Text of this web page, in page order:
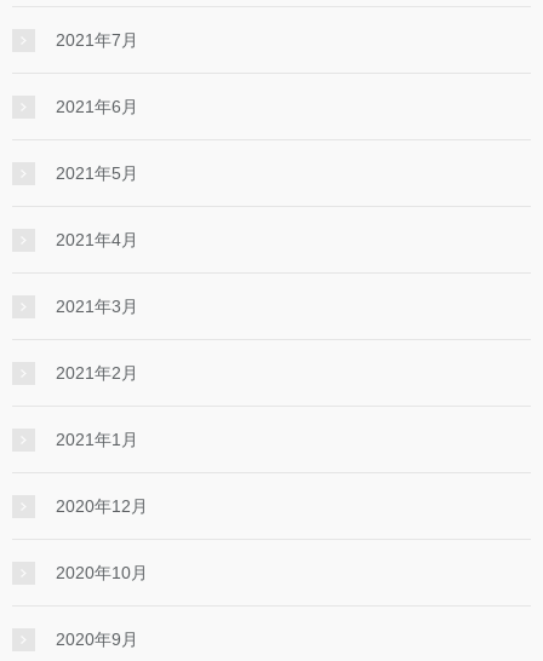
2021年7月
2021年6月
2021年5月
2021年4月
2021年3月
2021年2月
2021年1月
2020年12月
2020年10月
2020年9月